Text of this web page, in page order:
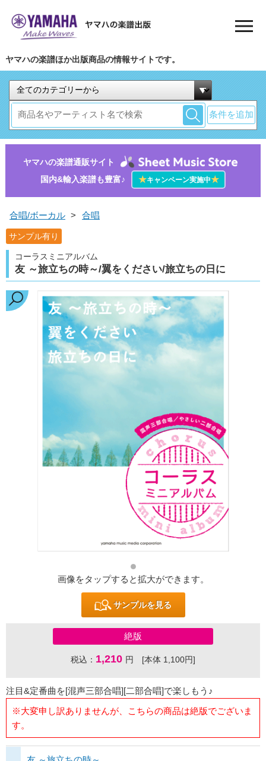
ヤマハの楽譜ほか出版商品の情報サイトです。
条件を追加
ヤマハの楽譜通販サイト
国内&輸入楽譜も豊富♪
★キャンペーン実施中★
合唱/ボーカル > 合唱
サンプル有り
コーラスミニアルバム
友 ～旅立ちの時～/翼をください/旅立ちの日に
画像をタップすると拡大ができます。
サンプルを見る
絶版
税込： 1,210 円 [本体 1,100円]
注目&定番曲を[混声三部合唱][二部合唱]で楽しもう♪
※大変申し訳ありませんが、こちらの商品は絶版でございま
す。